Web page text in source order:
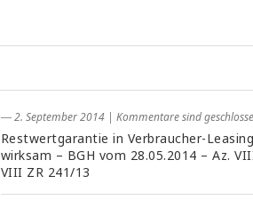
― 2. September 2014 | Kommentare sind
Restwertgarantie in Verbraucher-
wirksam – BGH vom 28.05.2014 – Az.
VIII ZR 241/13